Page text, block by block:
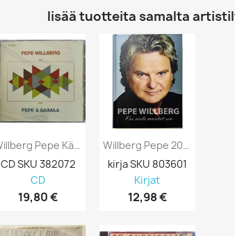
lisää tuotteita samalta
Willberg Pepe Käytetty CD Pepe & Saimaa...
CD SKU 382072
CD
19,80 €
Willberg Pepe 2012 ISBN 978-952-220-578-0...
kirja SKU 803601
Kirjat
12,98 €